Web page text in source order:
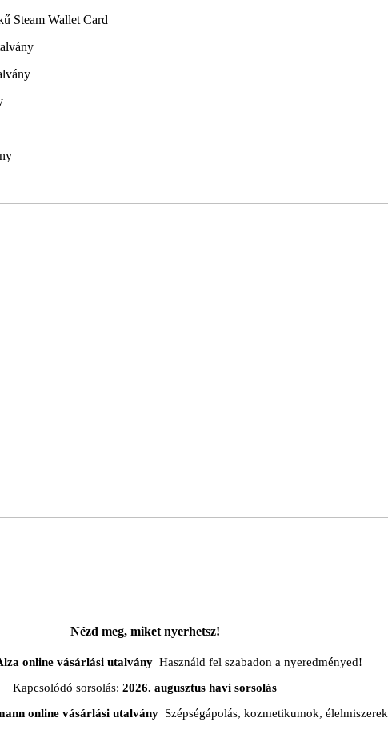
Steam Wallet Card
Nézd meg, miket nyerhetsz!
online vásárlási utalványHasználd fel szabadon a nyeredményed!
Kapcsolódó sorsolás: 2026. augusztus havi sorsolás
online vásárlási utalványSzépségápolás, kozmetikumok, élelmiszerek